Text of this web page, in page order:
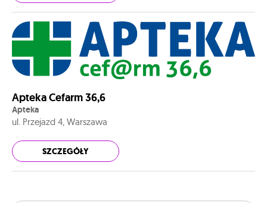
Apteka Cefarm 36,6
Apteka
ul. Przejazd 4, Warszawa
SZCZEGÓŁY